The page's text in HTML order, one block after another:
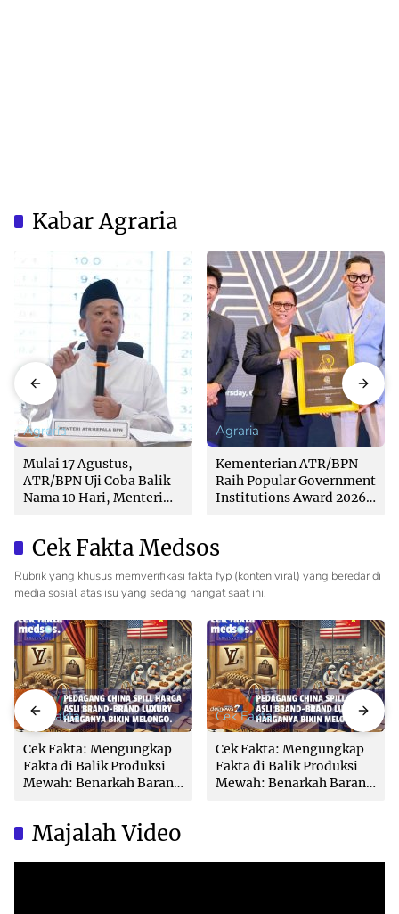
Kabar Agraria
Agraria
Mulai 17 Agustus,
ATR/BPN Uji Coba Balik
Nama 10 Hari, Menteri
Agraria
Kementerian ATR/BPN
Raih Popular Government
Institutions Award 2026
Cek Fakta Medsos
Rubrik yang khusus memverifikasi fakta fyp (konten viral) yang beredar di
media sosial atas isu yang sedang hangat saat ini.
Cek Fakta
Cek Fakta: Mengungkap
Fakta di Balik Produksi
Mewah: Benarkah Barang
Cek Fakta
Cek Fakta: Mengungkap
Fakta di Balik Produksi
Mewah: Benarkah Barang
Majalah Video